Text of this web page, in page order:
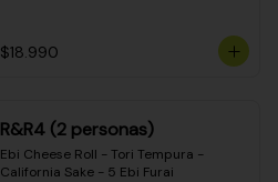
ciboulette) 10 (Pollo teriyaki - palta -
envuelto en queso crema)
$18.990
R&R4 (2 personas)
Ebi Cheese Roll - Tori Tempura -
California Sake - 5 Ebi Furai